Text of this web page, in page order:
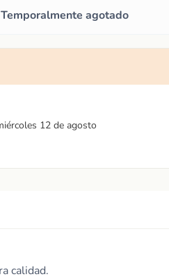
Temporalmente agotado
12 de agosto
calidad.